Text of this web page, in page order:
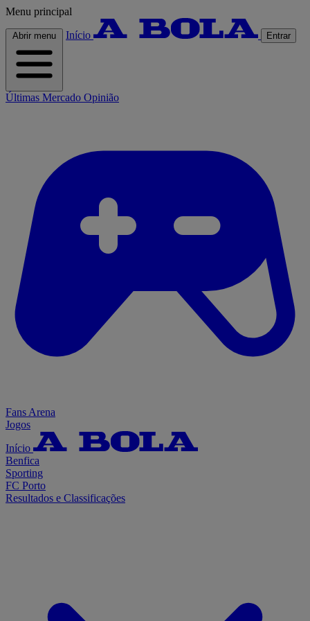
Menu principal
Abrir menu Início Entrar
Últimas Mercado Opinião
Fans Arena
Jogos
Início
Benfica
Sporting
FC Porto
Resultados e Classificações